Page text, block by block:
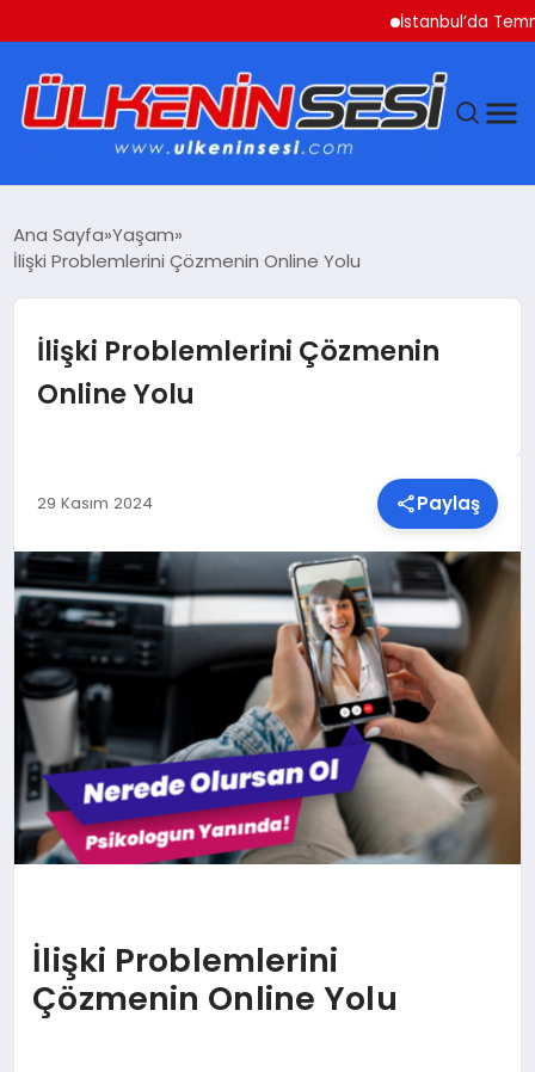
İstanbul’da Temmuz
EKONOMI
GÜNDEM
MAGAZIN
SPOR
TEKNOLOJI
YAŞAM
MALATYA HABERLERI
Ana Sayfa Yaşam
İlişki Problemlerini Çözmenin Online Yolu
İlişki Problemlerini Çözmenin
Online Yolu
29 Kasım 2024 Paylaş
İlişki Problemlerini
Çözmenin Online Yolu